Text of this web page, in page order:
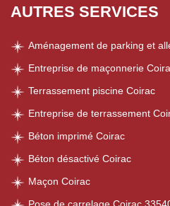
AUTRES SERVICES
Aménagement de parking et
Entreprise de maçonnerie
Terrassement piscine Coirac
Entreprise de terrassement
Béton imprimé Coirac
Béton désactivé Coirac
Maçon Coirac